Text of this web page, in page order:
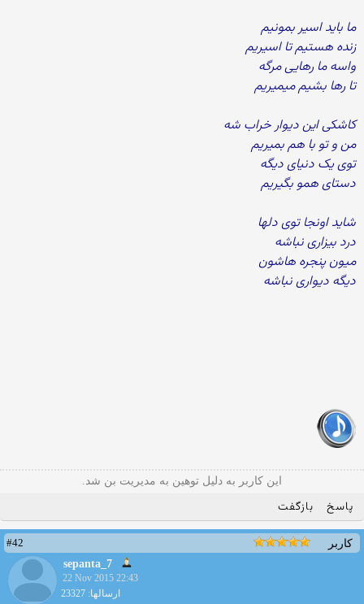
ما باید اسیر بمونیم
زنده هستیم تا اسیریم
واسه ما رهایی مرگه
تا رها بشیم میمیریم
کاشکی این دیوار خراب شه
من و تو با هم بمیریم
توی یک دنیای دیگه
دستای همو بگیریم
شاید اونجا توی دلها
درد بیزاری نباشه
میون پنجره هاشون
دیگه دیواری نباشه
این کاربر به دلیل توهین به مدیریت بن شد.
پاسخ بازگفت
کاربر
#42
sepanta_7
22 Nov 2015 22:43
ارسالها: 23327